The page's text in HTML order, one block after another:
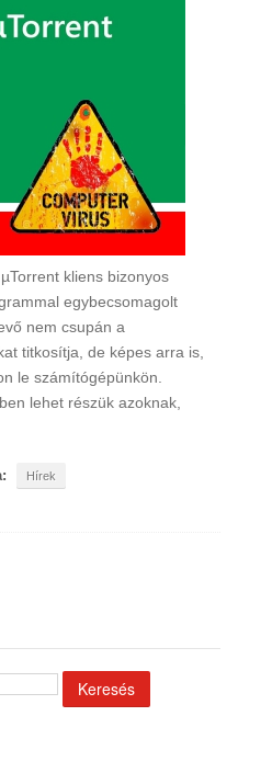
kliens bizonyos
egybecsomagolt
nem csupán a
titkosítja, de képes arra is,
le számítógépünkön.
lehet részük azoknak,
Hírek